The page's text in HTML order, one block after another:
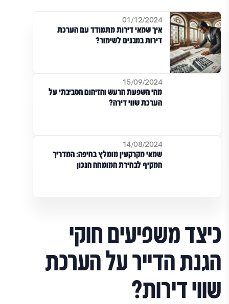
01/12/2024
איך שמאי דירות מתמודד עם הערכת
דירות במבנים לשימור?
15/09/2024
מהי השפעת הרעש והזיהום הסביבתי על
הערכת שווי דירה?
14/08/2024
שמאי מקרקעין מומלץ בחיפה: המדריך
המקיף לבחירת המומחה הנכון
כיצד משפיעים חוקי
הגנת הדייר על הערכת
שווי דירות?